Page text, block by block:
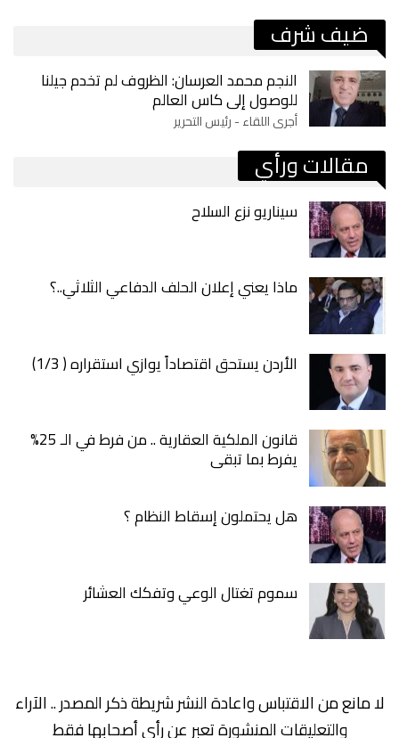
ضيف شرف
النجم محمد العرسان: الظروف لم تخدم جيلنا
للوصول إلى كاس العالم
أجرى اللقاء - رئيس التحرير
مقالات ورأي
سيناريو نزع السلاح
ماذا يعني إعلان الحلف الدفاعي الثلاثي..؟
الأردن يستحق اقتصاداً يوازي استقراره ( 1/3)
قانون الملكية العقارية .. من فرط في الـ 25%
يفرط بما تبقى
هل يحتملون إسقاط النظام ؟
سموم تغتال الوعي وتفكك العشائر
لا مانع من الاقتباس واعادة النشر شريطة ذكر المصدر .. الآراء
والتعليقات المنشورة تعبر عن رأي أصحابها فقط